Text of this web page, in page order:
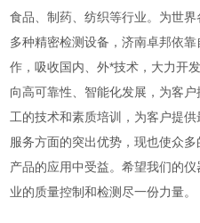
食品、制药、纺织等行业。为世
多种精密检测设备，济南卓邦依
作，吸收国内、外*技术，大力开
向高可靠性、智能化发展，为客户
工的技术和素质培训，为客户提
服务方面的突出优势，现也使众
产品的应用中受益。希望我们的
业的质量控制和检测尽一份力量。